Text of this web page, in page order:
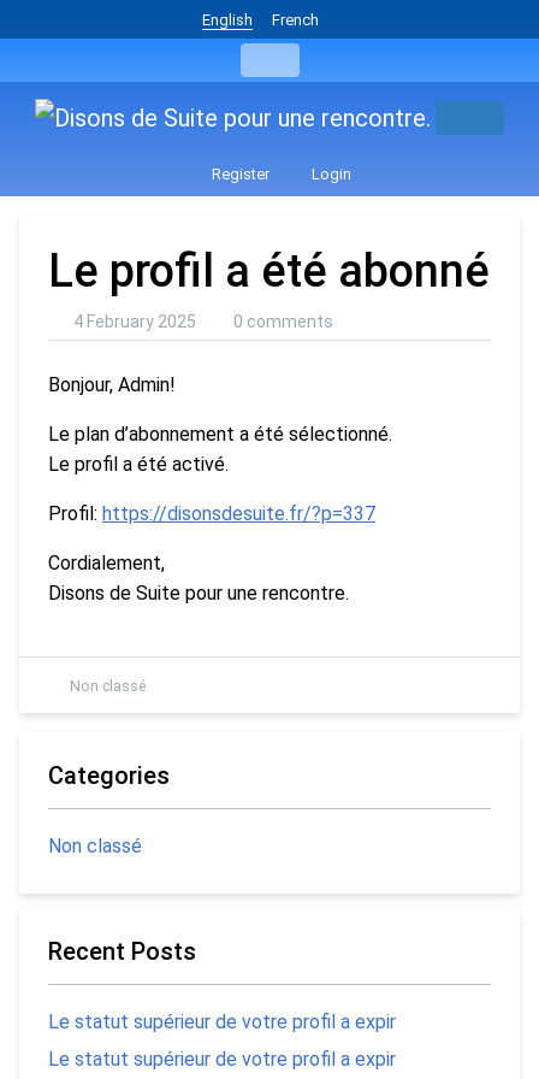
English French
Register Login
Le profil a été abonné
4 February 2025 0 comments
Bonjour, Admin!
Le plan d’abonnement a été sélectionné.
Le profil a été activé.
Profil: https://disonsdesuite.fr/?p=337
Cordialement,
Disons de Suite pour une rencontre.
Non classé
Categories
Non classé
Recent Posts
Le statut supérieur de votre profil a expir
Le statut supérieur de votre profil a expir